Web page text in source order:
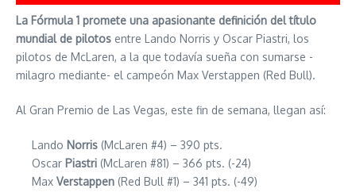
La Fórmula 1 promete una apasionante definición del título
mundial de pilotos entre Lando Norris y Oscar Piastri, los
pilotos de McLaren, a la que todavía sueña con sumarse -
milagro mediante- el campeón Max Verstappen (Red Bull).
Al Gran Premio de Las Vegas, este fin de semana, llegan así:
Lando Norris (McLaren #4) – 390 pts.
Oscar Piastri (McLaren #81) – 366 pts. (-24)
Max Verstappen (Red Bull #1) – 341 pts. (-49)